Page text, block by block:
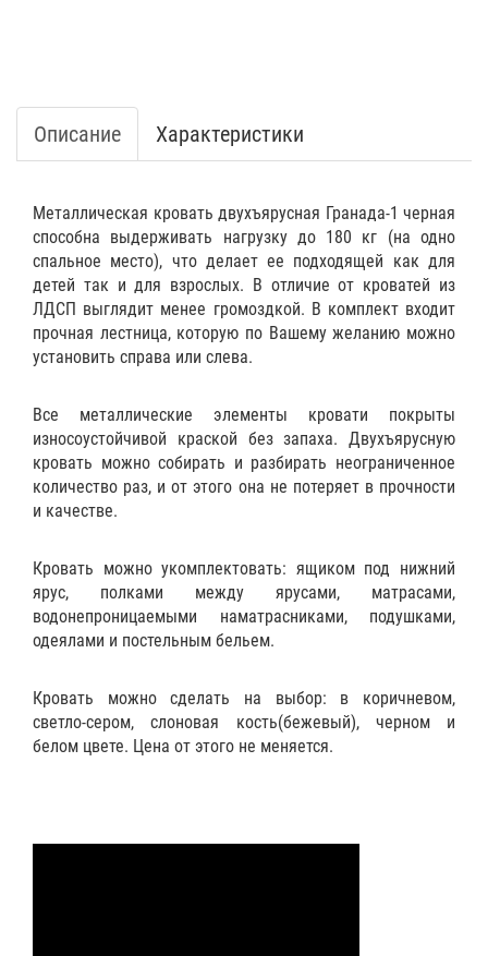
Описание Характеристики
Металлическая кровать двухъярусная Гранада-1 черная
способна выдерживать нагрузку до 180 кг (на одно
спальное место), что делает ее подходящей как для
детей так и для взрослых. В отличие от кроватей из
ЛДСП выглядит менее громоздкой. В комплект входит
прочная лестница, которую по Вашему желанию можно
установить справа или слева.
Все металлические элементы кровати покрыты
износоустойчивой краской без запаха. Двухъярусную
кровать можно собирать и разбирать неограниченное
количество раз, и от этого она не потеряет в прочности
и качестве.
Кровать можно укомплектовать: ящикомпод нижний
ярус, полками между ярусами, матрасами,
водонепроницаемыми наматрасниками, подушками,
одеялами и постельным бельем.
Кровать можно сделать на выбор: в коричневом,
светло-сером, слоновая кость(бежевый), черном и
белом цвете. Цена от этого не меняется.